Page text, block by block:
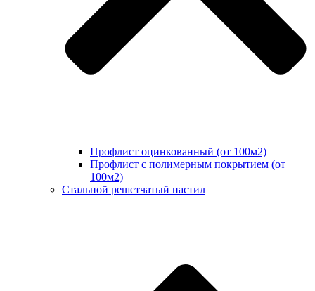
Профлист оцинкованный (от 100м2)
Профлист с полимерным покрытием (от
100м2)
Стальной решетчатый настил